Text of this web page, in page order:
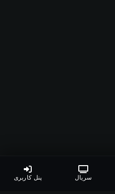
سریال پنل کاربری